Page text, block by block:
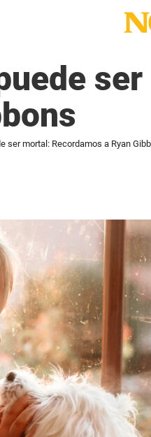
ser mortal: Recordamos a Ryan